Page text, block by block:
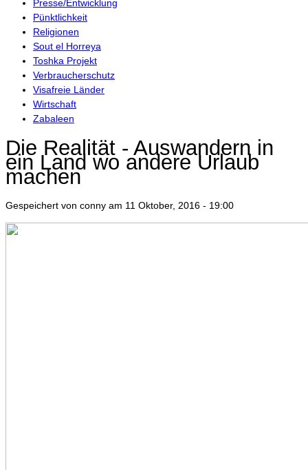
Presse/Entwicklung
Pünktlichkeit
Religionen
Sout el Horreya
Toshka Projekt
Verbraucherschutz
Visafreie Länder
Wirtschaft
Zabaleen
Die Realität - Auswandern in
ein Land wo andere Urlaub
machen
Gespeichert von conny am 11 Oktober, 2016 - 19:00